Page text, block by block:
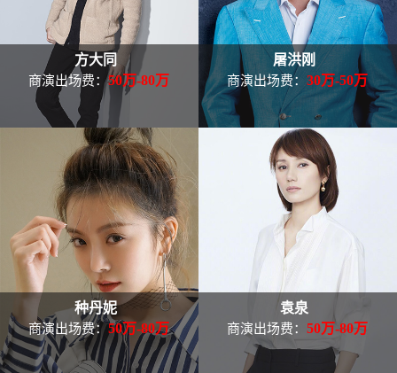
方大同
商演出场费：50万-80万
屠洪刚
商演出场费：30万-50万
种丹妮
商演出场费：50万-80万
袁泉
商演出场费：50万-80万